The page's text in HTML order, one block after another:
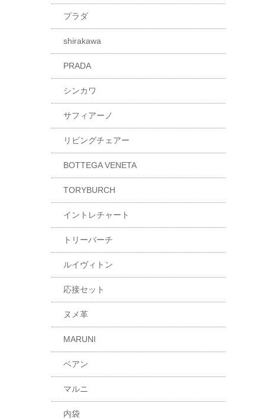
プラダ
shirakawa
PRADA
シンカワ
サフィアーノ
リビングチェアー
BOTTEGA VENETA
TORYBURCH
イントレチャート
トリーバーチ
ルイヴィトン
応接セット
ヌメ革
MARUNI
ベアン
マルニ
内袋